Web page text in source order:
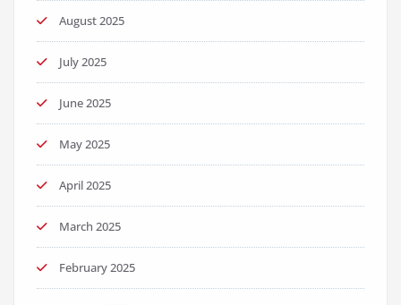
August 2025
July 2025
June 2025
May 2025
April 2025
March 2025
February 2025